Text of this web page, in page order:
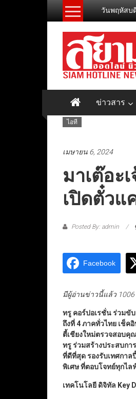
วันพฤหัสบ
ข่าวสาร
ไอที
เมษายน 6, 2024
มาเต๊อะ
เปิดตั๋วแ
Posted By: admin
Facebook
มีผู้อ่านข่าวนี้แล้ว 1006
ทรู คอร์ปอเรชั่น ร่วมขั
ถึงที่4ภาคทั่วไทย เช็ค
ตี้เชียงใหม่ตรวจสอบ
ทรู ร่วมสร้างประสบกา
ที่ดีที่สุด รองรับเทศกา
พิเศษ ที่ตอบโจทย์ทุกไ
เทคโนโลยี ดิจิทัล Key